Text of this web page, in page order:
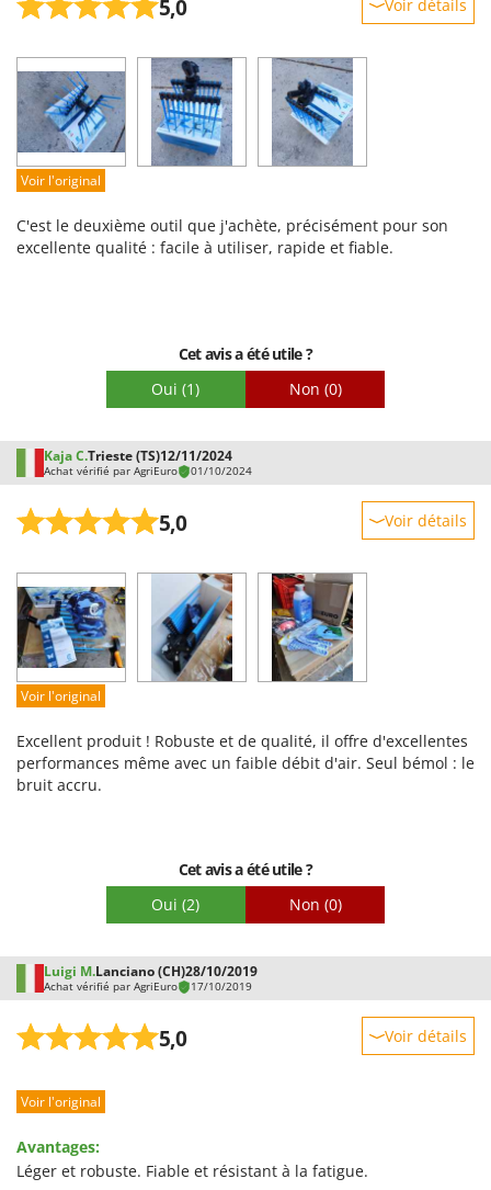
5,0 Voir détails
Prestations
Facilité d'utilisation
Qualité / Prix
Facilité de montage
Voir l'original
C'est le deuxième outil que j'achète, précisément pour son
excellente qualité : facile à utiliser, rapide et fiable.
Cet avis a été utile ?
Oui (1) Non (0)
Kaja C.Trieste (TS)12/11/2024
Achat vérifié par AgriEuro 01/10/2024
5,0 Voir détails
Prestations
Facilité d'utilisation
Qualité / Prix
Facilité de montage
Voir l'original
Excellent produit ! Robuste et de qualité, il offre d'excellentes
performances même avec un faible débit d'air. Seul bémol : le
bruit accru.
Cet avis a été utile ?
Oui (2) Non (0)
Luigi M.Lanciano (CH)28/10/2019
Achat vérifié par AgriEuro 17/10/2019
5,0 Voir détails
Prestations
Qualité / Prix
Voir l'original
Avantages:
Léger et robuste. Fiable et résistant à la fatigue.